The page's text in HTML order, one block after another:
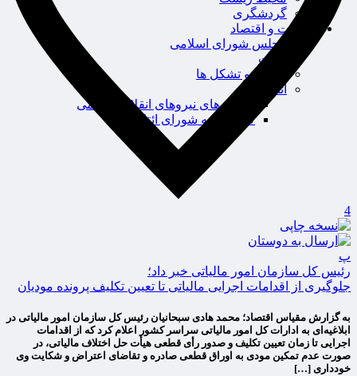
گردشگری
سیاست و اقتصاد
مجلس شورای اسلامی
دولت
احزاب و تشکل ها
ائتلاف
ائتلاف های نیروهای انقلاب اسلامی
کانون بیمه شورای ائتلاف
4
پ
رئیس کل سازمان امور مالیاتی خبر داد؛
جلوگیری از اقدامات اجرایی مالیاتی تا تعیین تکلیف پرونده مودیان
به گزارش مقیاس اقتصاد؛ محمد هادی سبحانیان رئیس کل سازمان امور مالیاتی در
ابلاغیه‌ای به ادارات کل امور مالیاتی سراسر کشور اعلام کرد که از اقدامات
اجرایی تا زمان تعیین تکلیف و صدور رأی قطعی هیأت حل اختلاف مالیاتی، در
صورت عدم تمکین مودی به اوراق قطعی صادره و تقاضای اعتراض و شکایت وی
خودداری […]